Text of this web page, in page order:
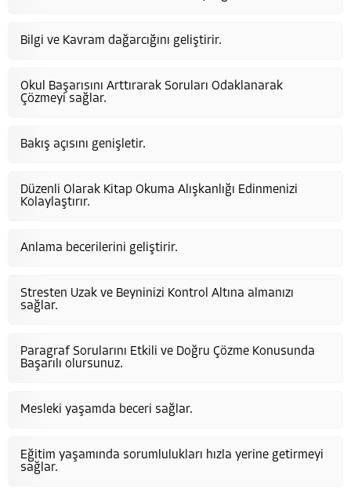
Bilgi ve Kavram dağarcığını geliştirir.
Okul Başarısını Arttırarak Soruları Odaklanarak
Çözmeyi sağlar.
Bakış açısını genişletir.
Düzenli Olarak Kitap Okuma Alışkanlığı Edinmenizi
Kolaylaştırır.
Anlama becerilerini geliştirir.
Stresten Uzak ve Beyninizi Kontrol Altına almanızı
sağlar.
Paragraf Sorularını Etkili ve Doğru Çözme Konusunda
Başarılı olursunuz.
Mesleki yaşamda beceri sağlar.
Eğitim yaşamında sorumlulukları hızla yerine getirmeyi
sağlar.